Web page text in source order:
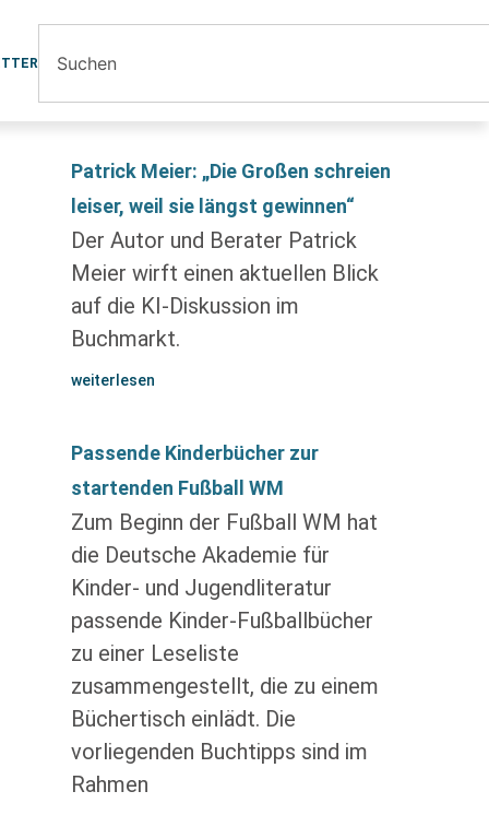
Patrick Meier: „Die Großen schreien
leiser, weil sie längst gewinnen“
Der Autor und Berater Patrick
Meier wirft einen aktuellen Blick
auf die KI-Diskussion im
Buchmarkt.
weiterlesen
Passende Kinderbücher zur
startenden Fußball WM
Zum Beginn der Fußball WM hat
die Deutsche Akademie für
Kinder- und Jugendliteratur
passende Kinder-Fußballbücher
zu einer Leseliste
zusammengestellt, die zu einem
Büchertisch einlädt. Die
vorliegenden Buchtipps sind im
Rahmen